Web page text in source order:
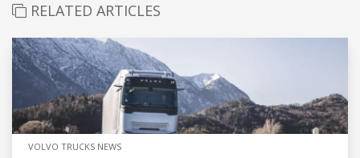
RELATED ARTICLES
VOLVO TRUCKS NEWS